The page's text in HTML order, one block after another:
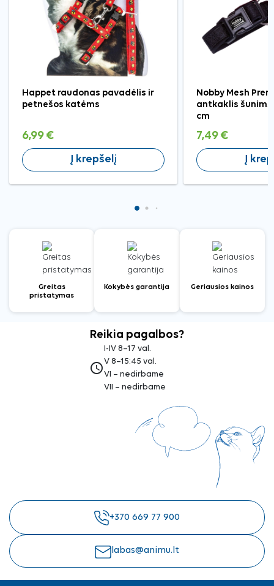
Happet raudonas pavadėlis ir
petnešos katėms
6,99 €
Į krepšelį
Nobby Mesh
antkaklis šunims,
cm
7,49 €
Į
Greitas
pristatymas
Kokybės garantija Geriausios kainos
Reikia pagalbos?
access_time
I-IV 8–17 val.
V 8–15:45 val.
VI – nedirbame
VII – nedirbame
+370 669 77 900
labas@animu.lt